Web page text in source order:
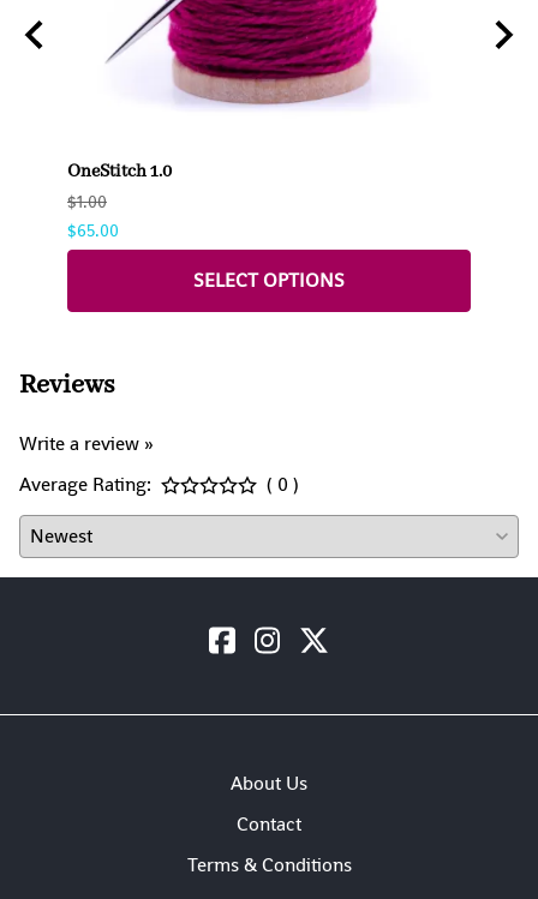
OneStitch 1.0
$1.00
$65.00
SELECT OPTIONS
Reviews
Write a review »
Average Rating:
( 0 )
About Us
Contact
Terms & Conditions